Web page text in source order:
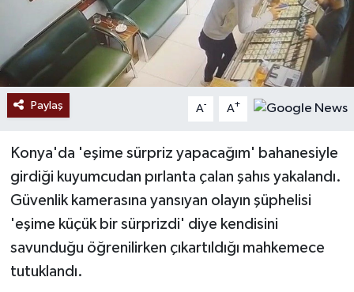
Paylaş A- A+
Konya'da 'eşime sürpriz yapacağım' bahanesiyle
girdiği kuyumcudan pırlanta çalan şahıs yakalandı.
Güvenlik kamerasına yansıyan olayın şüphelisi
'eşime küçük bir sürprizdi' diye kendisini
savunduğu öğrenilirken çıkartıldığı mahkemece
tutuklandı.